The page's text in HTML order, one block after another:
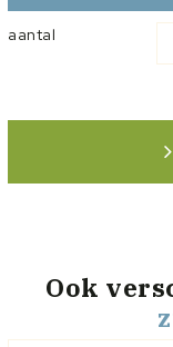
aantal
Ook